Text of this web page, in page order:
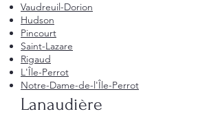
Vaudreuil-Dorion
Hudson
Pincourt
Saint-Lazare
Rigaud
L'Île-Perrot
Notre-Dame-de-l'Île-Perrot
Lanaudière